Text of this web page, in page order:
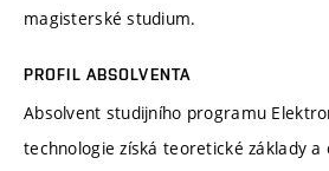
magisterské studium.
PROFIL ABSOLVENTA
Absolvent studijního programu
technologie získá teoretické základy a